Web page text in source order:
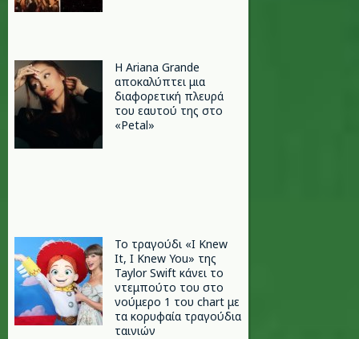
Η Ariana Grande
αποκαλύπτει μια
διαφορετική πλευρά
του εαυτού της στο
«Petal»
Το τραγούδι «I Knew
It, I Knew You» της
Taylor Swift κάνει το
ντεμπούτο του στο
νούμερο 1 του chart με
τα κορυφαία τραγούδια
ταινιών